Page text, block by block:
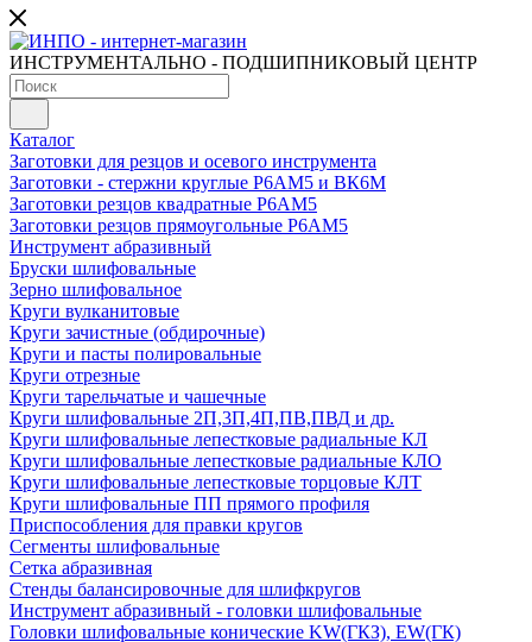
ИНСТРУМЕНТАЛЬНО - ПОДШИПНИКОВЫЙ ЦЕНТР
Каталог
Заготовки для резцов и осевого инструмента
Заготовки - стержни круглые Р6АМ5 и ВК6М
Заготовки резцов квадратные Р6АМ5
Заготовки резцов прямоугольные Р6АМ5
Инструмент абразивный
Бруски шлифовальные
Зерно шлифовальное
Круги вулканитовые
Круги зачистные (обдирочные)
Круги и пасты полировальные
Круги отрезные
Круги тарельчатые и чашечные
Круги шлифовальные 2П,3П,4П,ПВ,ПВД и др.
Круги шлифовальные лепестковые радиальные КЛ
Круги шлифовальные лепестковые радиальные КЛО
Круги шлифовальные лепестковые торцовые КЛТ
Круги шлифовальные ПП прямого профиля
Приспособления для правки кругов
Сегменты шлифовальные
Сетка абразивная
Стенды балансировочные для шлифкругов
Инструмент абразивный - головки шлифовальные
Головки шлифовальные конические KW(ГКЗ), EW(ГК)